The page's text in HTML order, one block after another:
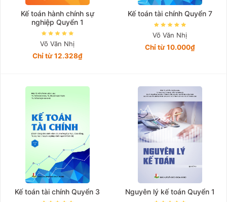
Kế toán hành chính sự
nghiệp Quyển 1
Võ Văn Nhị
Chỉ từ 12.328₫
Kế toán tài chính Quyển 7
Võ Văn Nhị
Chỉ từ 10.000₫
Kế toán tài chính Quyển 3 Nguyên lý kế toán Quyển 1